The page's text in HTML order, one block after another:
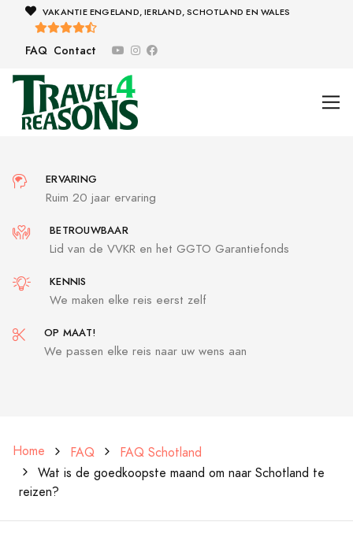
VAKANTIE ENGELAND, IERLAND, SCHOTLAND EN WALES
FAQ Contact
ERVARING
Ruim 20 jaar ervaring
BETROUWBAAR
Lid van de VVKR en het GGTO Garantiefonds
KENNIS
We maken elke reis eerst zelf
OP MAAT!
We passen elke reis naar uw wens aan
Home FAQ
FAQ Schotland
Wat is de goedkoopste maand om naar Schotland te
reizen?